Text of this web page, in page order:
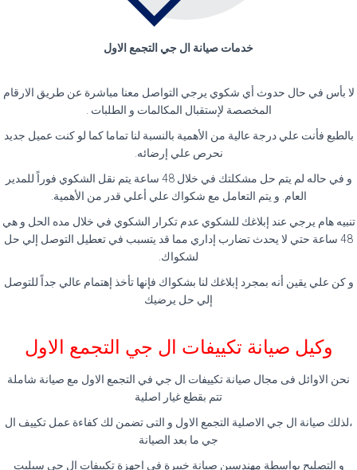
خدمات صيانة ال جي التجمع الاول
لا بأس في حال حدوث أي شكوي يرجي التواصل معنا مباشرة عن طريق الارقام
المخصصة لإستقبال المكالمات و الطلبات .
بالطبع فأنت علي درجة عالية من الأهمية بالنسبة لنا تماما كما لو كنت عميل جديد
نحرص علي إرضائه.
و في حاله لم يتم حل مشكلتك في خلال 48 ساعة يتم نقل الشكوي فوراً للمدير
العام. و يتم التعامل مع شكواك علي أعلي قدر من الأهمية.
تنبيه هام يرجي عند إبلاغك للشكوي عدم تكرار الشكوي في خلال مده الحل و هي
48 ساعة حتي لا يحدث تضارب إداري مما قد يتسبب في تعطيل التوصل إلي حل
لشكواك.
و كن علي يقين أنه بمجرد إبلاغك لنا بشكواك فإنها تأخذ إهتمام عالي جداً للتوصل
إلي حل يرضيك
وكيل صيانة تكييفات ال جي التجمع الاول
نحن الاوائل فى مجال صيانة تكييفات ال جي في التجمع الاول مع صيانة شاملة
تتم بقطع غيار اصلية
،لذلك صيانة ال جي الاصلية التجمع الاول و التى تضمن لك كفاءة عمل تكييف ال
جي ما بعد الصيانة
و التصليح بواسطة مهندسين صيانة خبيرة فى اجهزة تكييفات ال جي سبليت